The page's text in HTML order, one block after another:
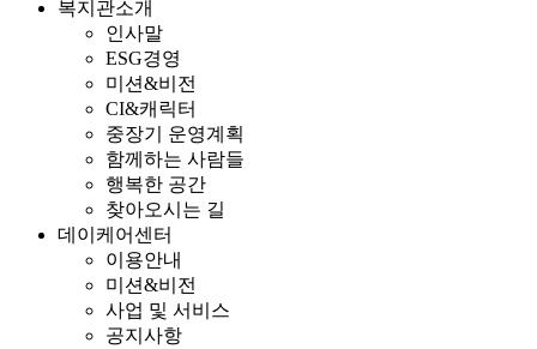
복지관소개
인사말
ESG경영
미션&비전
CI&캐릭터
중장기 운영계획
함께하는 사람들
행복한 공간
찾아오시는 길
데이케어센터
이용안내
미션&비전
사업 및 서비스
공지사항